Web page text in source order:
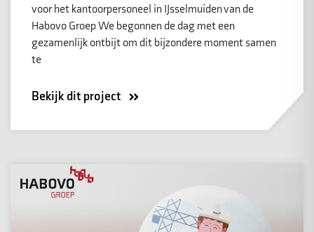
voor het kantoorpersoneel in IJsselmuiden van de
Habovo Groep We begonnen de dag met een
gezamenlijk ontbijt om dit bijzondere moment samen
te
Bekijk dit project